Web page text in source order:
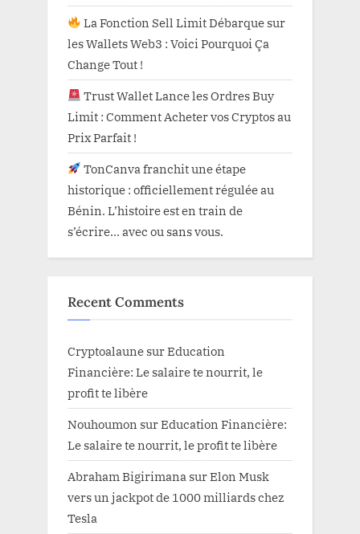
La Fonction Sell Limit Débarque sur
les Wallets Web3 : Voici Pourquoi Ça
Change Tout !
Trust Wallet Lance les Ordres Buy
Limit : Comment Acheter vos Cryptos au
Prix Parfait !
TonCanva franchit une étape
historique : officiellement régulée au
Bénin. L’histoire est en train de
s’écrire… avec ou sans vous.
Recent Comments
Cryptoalaune surEducation
Financière: Le salaire te nourrit, le
profit te libère
Nouhoumon surEducation Financière:
Le salaire te nourrit, le profit te libère
Abraham Bigirimana surElon Musk
vers un jackpot de 1000 milliards chez
Tesla